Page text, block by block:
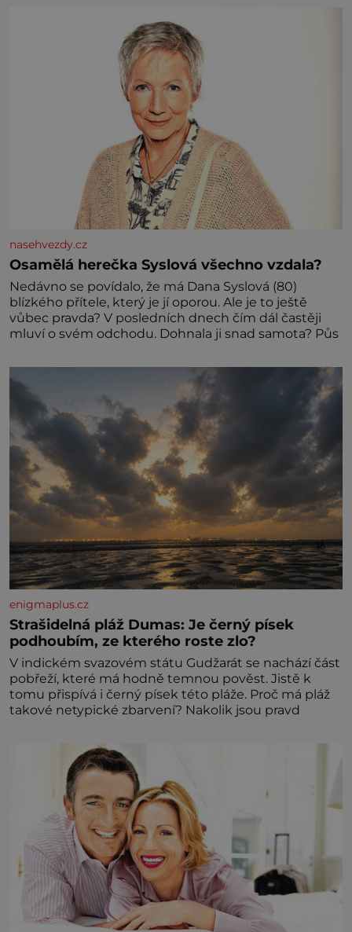
nasehvezdy.cz
Osamělá herečka Syslová všechno vzdala?
Nedávno se povídalo, že má Dana Syslová (80)
blízkého přítele, který je jí oporou. Ale je to ještě
vůbec pravda? V posledních dnech čím dál častěji
mluví o svém odchodu. Dohnala ji snad samota? Půs
enigmaplus.cz
Strašidelná pláž Dumas: Je černý písek
podhoubím, ze kterého roste zlo?
V indickém svazovém státu Gudžarát se nachází část
pobřeží, které má hodně temnou pověst. Jistě k
tomu přispívá i černý písek této pláže. Proč má pláž
takové netypické zbarvení? Nakolik jsou pravd